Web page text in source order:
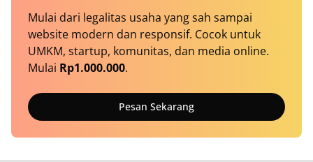
Mulai dari legalitas usaha yang sah sampai
website modern dan responsif. Cocok untuk
UMKM, startup, komunitas, dan media online.
Mulai Rp1.000.000.
Pesan Sekarang